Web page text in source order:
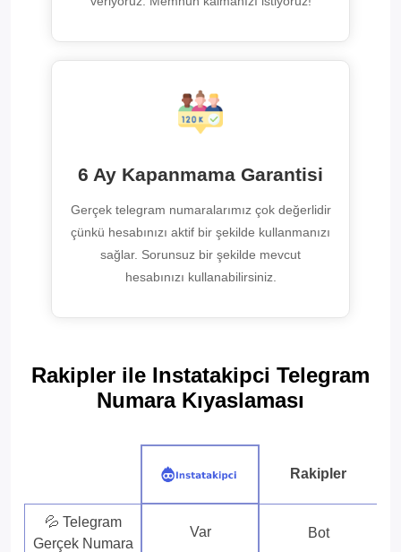
6 Ay Kapanmama Garantisi
Gerçek telegram numaralarımız çok değerlidir
çünkü hesabınızı aktif bir şekilde kullanmanızı
sağlar. Sorunsuz bir şekilde mevcut
hesabınızı kullanabilirsiniz.
Rakipler ile Instatakipci Telegram
Numara Kıyaslaması
Rakipler
💦 Telegram
Gerçek Numara
Var Bot